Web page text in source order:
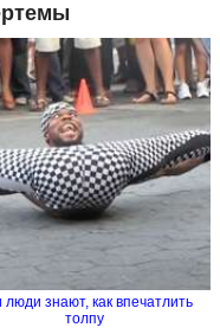
люди знают, как впечатлить
толпу